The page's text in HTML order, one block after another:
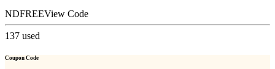
NDFREEView Code
137 used
Coupon Code